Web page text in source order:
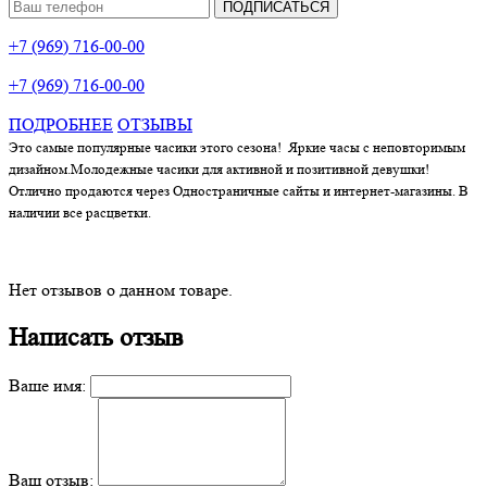
ПОДПИСАТЬСЯ
+7 (969) 716-00-00
+7 (969) 716-00-00
ПОДРОБНЕЕ ОТЗЫВЫ
Это самые популярные часики этого сезона! Яркие часы с неповторимым
дизайном.Молодежные часики для активной и позитивной девушки!
Отлично продаются через Одностраничные сайты и интернет-магазины. В
наличии все расцветки.
Нет отзывов о данном товаре.
Написать отзыв
Ваше имя:
Ваш отзыв: